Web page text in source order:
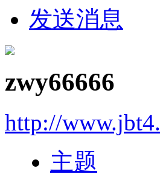
发送消息
zwy66666
http://
主题